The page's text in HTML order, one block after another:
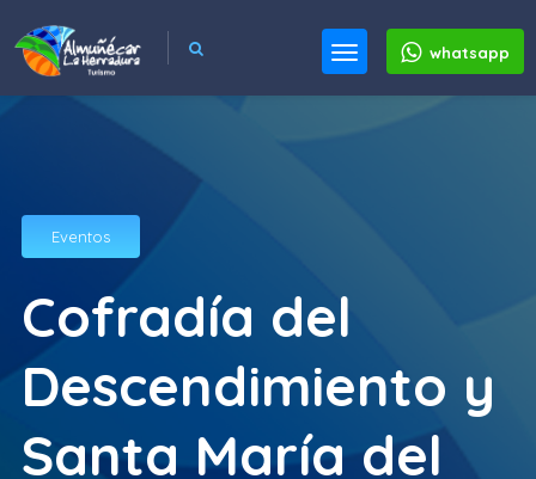
whatsapp
Eventos
Cofradía del
Descendimiento y
Santa María del